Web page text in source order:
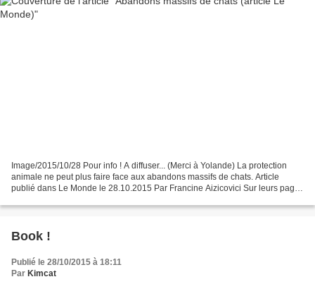
Image/2015/10/28 Pour info ! A diffuser... (Merci à Yolande) La protection
animale ne peut plus faire face aux abandons massifs de chats. Article
publié dans Le Monde le 28.10.2015 Par Francine Aizicovici Sur leurs pages
Book !
Publié le 28/10/2015 à 18:11
Par Kimcat